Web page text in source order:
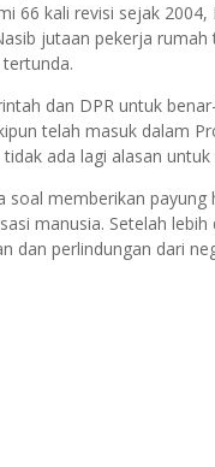
66 kali revisi sejak
jutaan pekerja
dan DPR untuk
telah masuk dalam
ada lagi alasan untuk
soal memberikan
manusia. Setelah
dan perlindungan dari